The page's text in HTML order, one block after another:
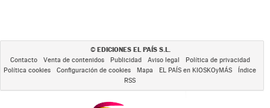
© EDICIONES EL PAÍS S.L.
Contacto Venta de contenidos Publicidad Aviso legal
Política de privacidad
Política cookies
Configuración de cookies Mapa EL PAÍS en KIOSKOyMÁS
Índice
RSS